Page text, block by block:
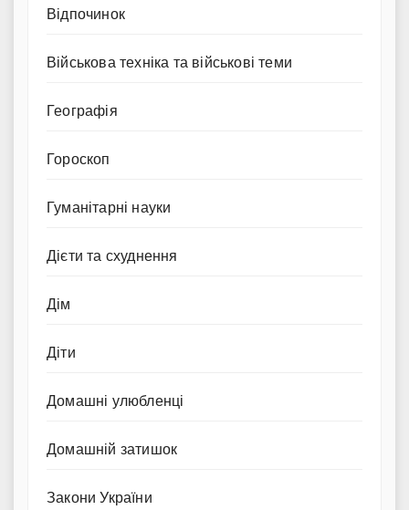
Відпочинок
Військова техніка та військові теми
Географія
Гороскоп
Гуманітарні науки
Дієти та схуднення
Дім
Діти
Домашні улюбленці
Домашній затишок
Закони України